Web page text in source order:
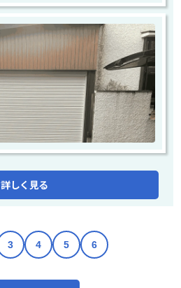
詳しく見る
3 4 5 6